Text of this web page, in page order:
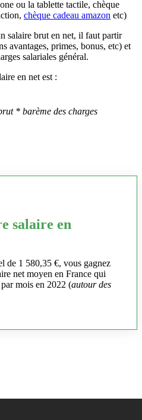
ou la tablette tactile, chèque
chèque cadeau amazon etc)
salaire brut en net, il faut partir
avantages, primes, bonus, etc) et
salariales général.
en net est :
* barème des charges
salaire en
de 1 580,35 €, vous gagnez
net moyen en France qui
mois en 2022 (autour des